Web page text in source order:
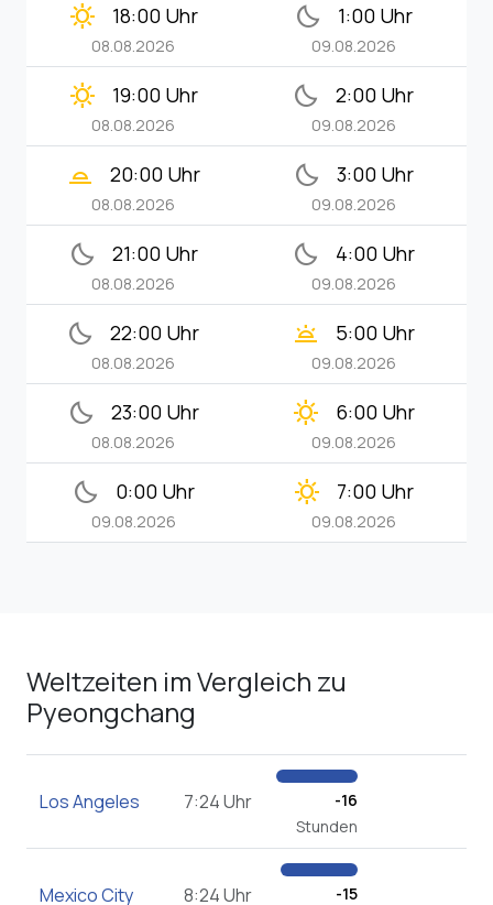
clear_day 18:00 Uhr
08.08.2026
bedtime 1:00 Uhr
09.08.2026
clear_day 19:00 Uhr
08.08.2026
bedtime 2:00 Uhr
09.08.2026
wb_twilight_2 20:00 Uhr
08.08.2026
bedtime 3:00 Uhr
09.08.2026
bedtime 21:00 Uhr
08.08.2026
bedtime 4:00 Uhr
09.08.2026
bedtime 22:00 Uhr
08.08.2026
wb_twilight 5:00 Uhr
09.08.2026
bedtime 23:00 Uhr
08.08.2026
clear_day 6:00 Uhr
09.08.2026
bedtime 0:00 Uhr
09.08.2026
clear_day 7:00 Uhr
09.08.2026
Weltzeiten im Vergleich zu
Pyeongchang
Los Angeles 7:24 Uhr
-16
Stunden
Mexico City 8:24 Uhr
-15